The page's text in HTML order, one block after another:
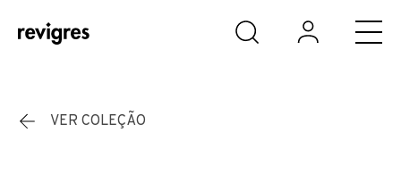
Saltar para o conteúdo principal
VER COLEÇÃO